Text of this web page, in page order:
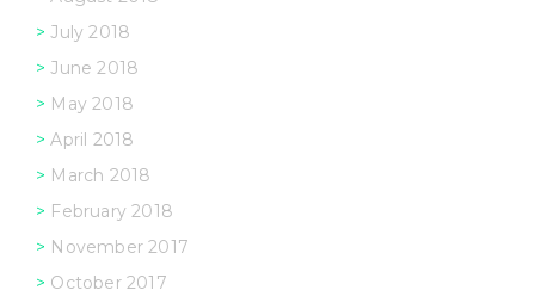
July 2018
June 2018
May 2018
April 2018
March 2018
February 2018
November 2017
October 2017